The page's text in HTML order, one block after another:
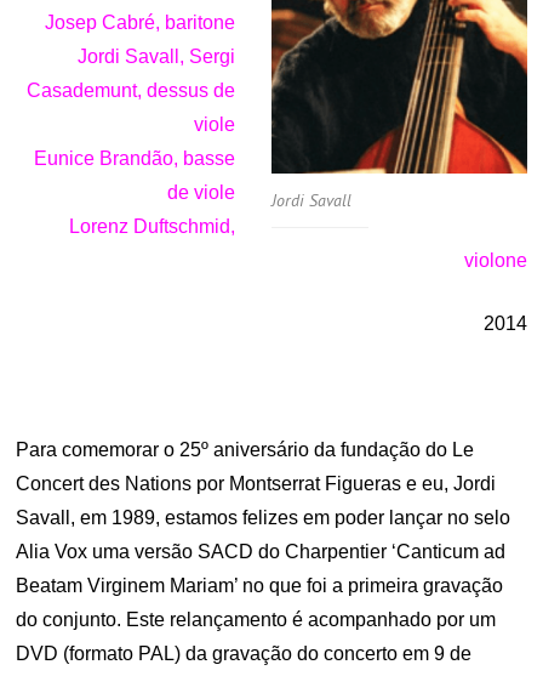
Jordi Savall
Josep Cabré, baritone
Jordi Savall, Sergi
Casademunt, dessus de
viole
Eunice Brandão, basse
de viole
Lorenz Duftschmid,
violone
2014
Para comemorar o 25º aniversário da fundação do Le
Concert des Nations por Montserrat Figueras e eu, Jordi
Savall, em 1989, estamos felizes em poder lançar no selo
Alia Vox uma versão SACD do Charpentier ‘Canticum ad
Beatam Virginem Mariam’ no que foi a primeira gravação
do conjunto. Este relançamento é acompanhado por um
DVD (formato PAL) da gravação do concerto em 9 de